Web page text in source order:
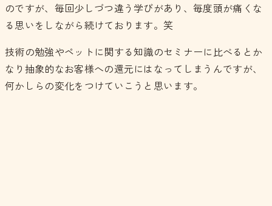
のですが、毎回少しづつ違う学びがあり、毎度頭が痛くな
る思いをしながら続けております。笑
技術の勉強やペットに関する知識のセミナーに比べるとか
なり抽象的なお客様への還元にはなってしまうんですが、
何かしらの変化をつけていこうと思います。